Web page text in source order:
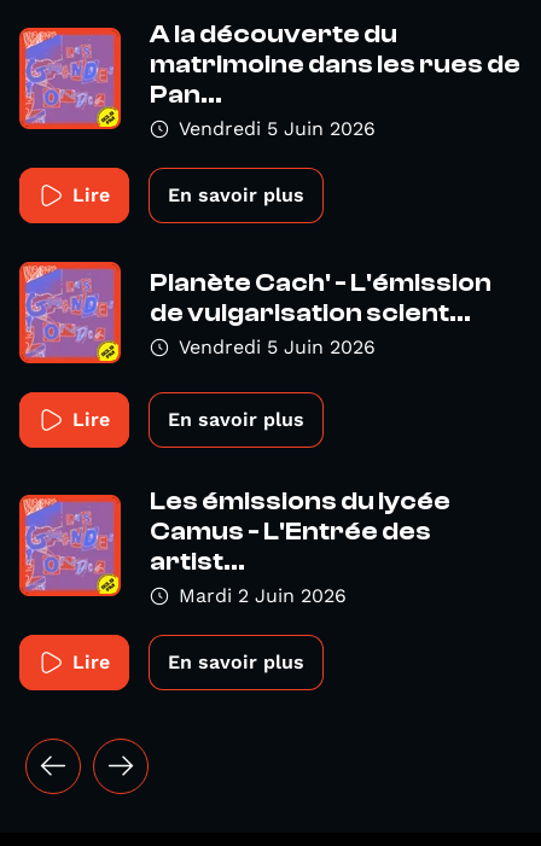
A la découverte du
matrimoine dans les rues de
Pan...
Vendredi 5 Juin 2026
Lire En savoir plus
Planète Cach' - L'émission
de vulgarisation scient...
Vendredi 5 Juin 2026
Lire En savoir plus
Les émissions du lycée
Camus - L'Entrée des
artist...
Mardi 2 Juin 2026
Lire En savoir plus